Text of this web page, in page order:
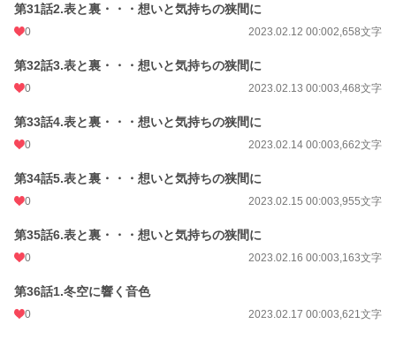
第31話2.表と裏・・・想いと気持ちの狭間に
0 2023.02.12 00:002,658文字
第32話3.表と裏・・・想いと気持ちの狭間に
0 2023.02.13 00:003,468文字
第33話4.表と裏・・・想いと気持ちの狭間に
0 2023.02.14 00:003,662文字
第34話5.表と裏・・・想いと気持ちの狭間に
0 2023.02.15 00:003,955文字
第35話6.表と裏・・・想いと気持ちの狭間に
0 2023.02.16 00:003,163文字
第36話1.冬空に響く音色
0 2023.02.17 00:003,621文字